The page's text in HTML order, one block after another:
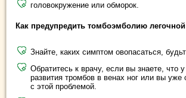
головокружение или обморок.
Как предупредить томбоэмболию
Знайте, каких симптом овопасаться,
Обратитесь к врачу, если вы знаете, что
развития тромбов в венах ног или вы уже
с этой проблемой.